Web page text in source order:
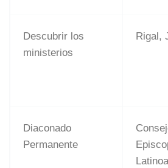
Descubrir los
ministerios
Rigal,
Diaconado
Permanente